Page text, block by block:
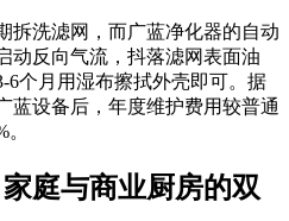
拆洗滤网，而广蓝净化器的自动
动反向气流，抖落滤网表面油
6个月用湿布擦拭外壳即可。据
蓝设备后，年度维护费用较普通
庭与商业厨房的双